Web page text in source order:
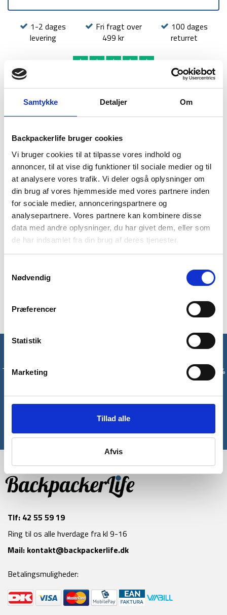
Samtykke Detaljer Om
Backpackerlife bruger cookies
Vi bruger cookies til at tilpasse vores indhold og
annoncer, til at vise dig funktioner til sociale medier og til
at analysere vores trafik. Vi deler også oplysninger om
din brug af vores hjemmeside med vores partnere inden
for sociale medier, annonceringspartnere og
analysepartnere. Vores partnere kan kombinere disse
data med andre oplysninger, du har givet dem, eller som
de har indsamlet fra din brug af deres tjenester.
Nødvendig
Præferencer
Statistik
Marketing
Tillad alle
Afvis
1-2 dages
levering
Fri fragt over
499 kr
100 dages
returret
BESKRIVELSE BRAND FAQ
Lifesystems Anti-bedbug lagen er imprægneret med ‘EX8
anti-mosquito’ imprægnering for at holde bedbugs og andre
insekter på afstand. Det er derfor særdeles velegnet til brug
på diverse hostels samt i det fri.
Lagenet måler 200 x 100 centimer og er dermed designet til
at passe de fleste enmandssenge. Materialet er konstrueret
med 1001 huller per square inch.
Anti bed bug lagenet er et såkaldt “undersheet”, eller på dansk
underlagen, som er beregnet til at blive placeret direkte på
madrassen. Det er et imprægneret netbetræk, som med sine
væk fra dig. Dette er specielt relevant i varme og tropiske
regioner som Asien, Afrika og Sydamerika hvor varme
Tilmeld dig vores nyhedsbrev og modtag med det samme en 10%
*Gælder ikke allerede nedsatte varer
Tlf: 42 55 59 19
Ring til os alle hverdage fra kl 9-16
Mail: kontakt@backpackerlife.dk
Betalingsmuligheder: